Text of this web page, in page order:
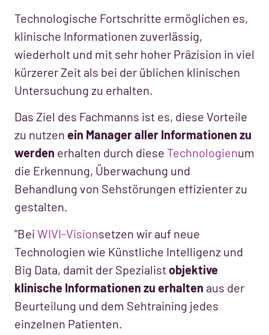
Technologische Fortschritte ermöglichen es,
klinische Informationen zuverlässig,
wiederholt und mit sehr hoher Präzision in viel
kürzerer Zeit als bei der üblichen klinischen
Untersuchung zu erhalten.
Das Ziel des Fachmanns ist es, diese Vorteile
zu nutzen ein Manager aller Informationen zu
werden erhalten durch diese Technologienum
die Erkennung, Überwachung und
Behandlung von Sehstörungen effizienter zu
gestalten.
"Bei WIVI-Visionsetzen wir auf neue
Technologien wie Künstliche Intelligenz und
Big Data, damit der Spezialistobjektive
klinische Informationen zu erhalten aus der
Beurteilung und dem Sehtraining jedes
einzelnen Patienten.